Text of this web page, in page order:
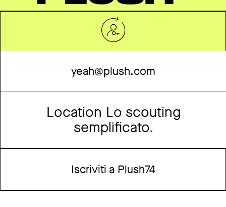
yeah@plush.com
Location Lo scouting
semplificato.
Iscriviti a Plush74